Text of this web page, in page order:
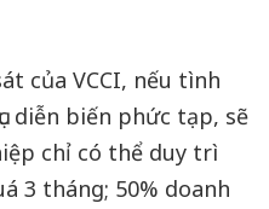
của VCCI, nếu tình
diễn biến phức tạp, sẽ
chỉ có thể duy trì
3 tháng; 50% doanh